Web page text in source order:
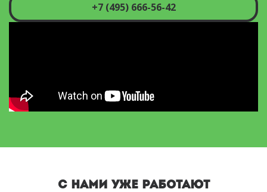
+7 (495) 666-56-42
С НАМИ УЖЕ РАБОТАЮТ